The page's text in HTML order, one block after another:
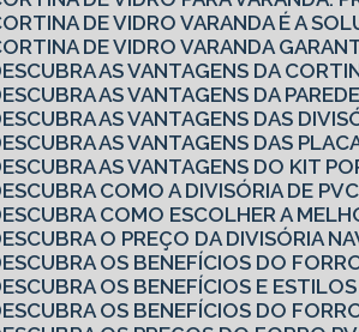
CORTINA DE VIDRO VARANDA É A
CORTINA DE VIDRO VARANDA
DESCUBRA AS VANTAGENS DA
DESCUBRA AS VANTAGENS DA
DESCUBRA AS VANTAGENS DAS
DESCUBRA AS VANTAGENS DAS
DESCUBRA AS VANTAGENS DO KIT
DESCUBRA COMO A DIVISÓRIA DE
DESCUBRA COMO ESCOLHER A
DESCUBRA O PREÇO DA DIVISÓRIA
DESCUBRA OS BENEFÍCIOS DO
DESCUBRA OS BENEFÍCIOS E
DESCUBRA OS BENEFÍCIOS DO